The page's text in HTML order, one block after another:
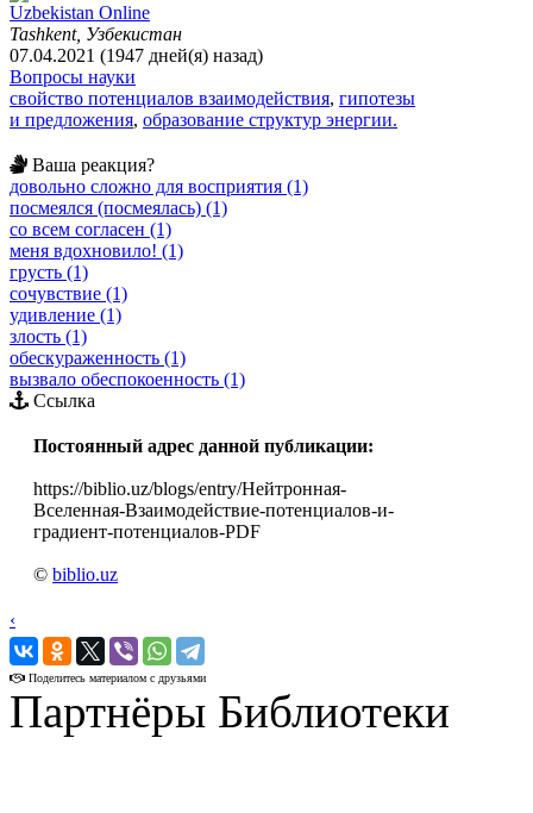
Uzbekistan Online
Tashkent, Узбекистан
07.04.2021 (1947 дней(я) назад)
Вопросы науки
свойство потенциалов взаимодействия, гипотезы
и предложения, образование структур энергии.
Ваша реакция?
довольно сложно для восприятия (1)
посмеялся (посмеялась) (1)
со всем согласен (1)
меня вдохновило! (1)
грусть (1)
сочувствие (1)
удивление (1)
злость (1)
обескураженность (1)
вызвало обеспокоенность (1)
Ссылка
Постоянный адрес данной публикации:
https://biblio.uz/blogs/entry/Нейтронная-
Вселенная-Взаимодействие-потенциалов-и-
градиент-потенциалов-PDF
© biblio.uz
‹
›
Поделитесь материалом с друзьями
Партнёры Библиотеки